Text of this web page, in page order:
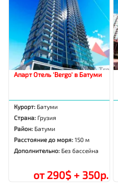
Апарт Отель 'Bergo' в Батуми
Курорт: Батуми
Страна: Грузия
Район: Батуми
Расстояние до моря:150 м
Дополнительно: Без бассейна
от 290$ + 350р.